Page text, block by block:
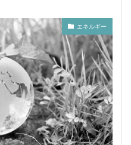
エネルギー